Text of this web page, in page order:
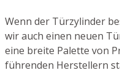
Wenn der Türzylinder
wir auch einen neuen
eine breite Palette von
führenden Herstellern